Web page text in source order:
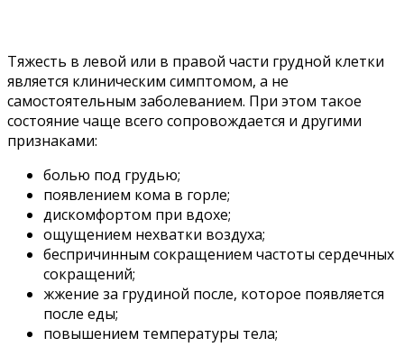
Тяжесть в левой или в правой части грудной клетки
является клиническим симптомом, а не
самостоятельным заболеванием. При этом такое
состояние чаще всего сопровождается и другими
признаками:
болью под грудью;
появлением кома в горле;
дискомфортом при вдохе;
ощущением нехватки воздуха;
беспричинным сокращением частоты сердечных
сокращений;
жжение за грудиной после, которое появляется
после еды;
повышением температуры тела;